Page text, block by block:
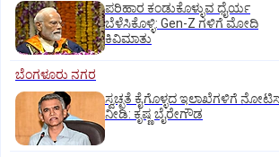
ಪರಿಹಾರ ಕಂಡುಕೊಳ್ಳುವ ಧೈರ್ಯ
ಬೆಳೆಸಿಕೊಳ್ಳಿ: Gen-Z ಗಳಿಗೆ ಮೋದಿ
ಕಿವಿಮಾತು
ಬೆಂಗಳೂರು ನಗರ
ಸ್ವಚ್ಛತೆ ಕೈಗೊಳ್ಳದ ಇಲಾಖೆಗಳಿಗೆ
ನೀಡಿ: ಕೃಷ್ಣ ಬೈರೇಗೌಡ